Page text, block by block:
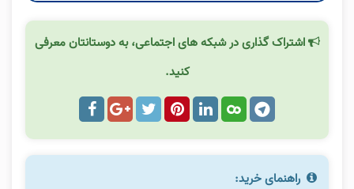
اشتراک گذاری در شبکه های اجتماعی، به دوستانتان معرفی
کنید.
راهنمای خرید: